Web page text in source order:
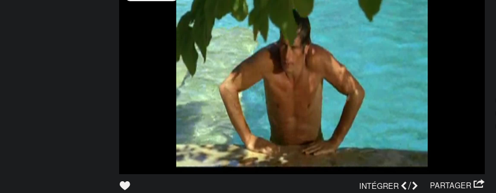
PARTAGER
INTÉGRER /